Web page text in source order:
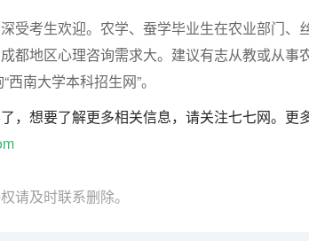
受考生欢迎。农学、蚕学毕业生在农业部门、
都地区心理咨询需求大。建议有志从教或从事
南大学本科招生网”。
，想要了解更多相关信息，请关注七七网。更
请及时联系删除。